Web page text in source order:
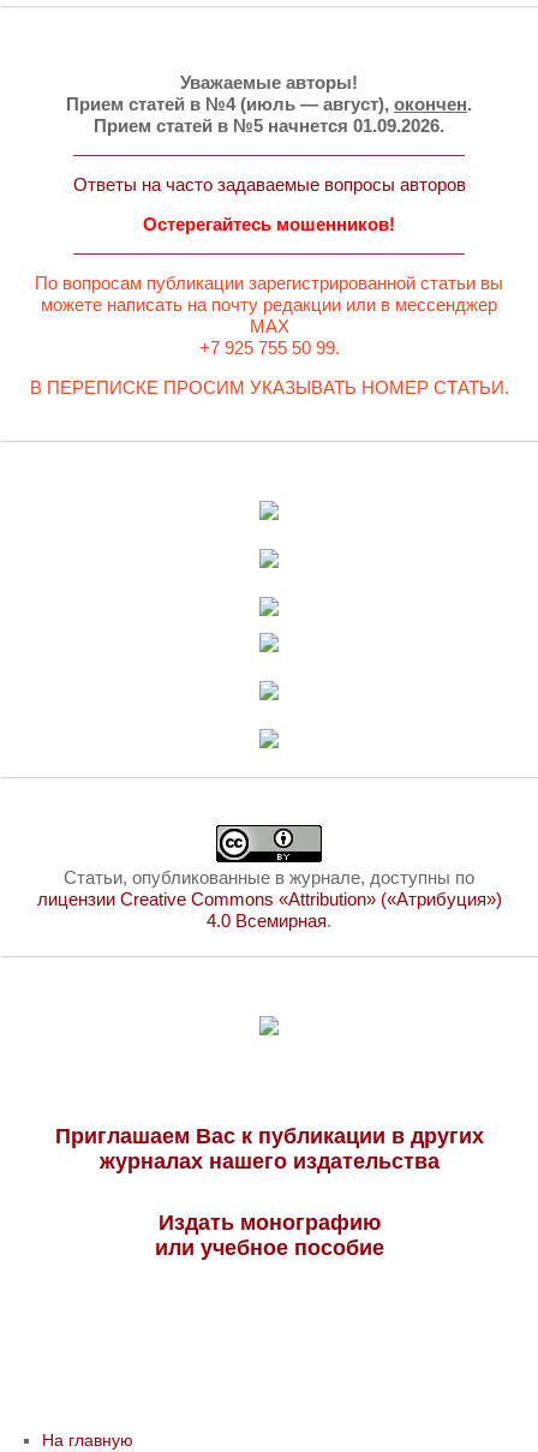
Уважаемые авторы!
Прием статей в №4 (июль — август), окончен.
Прием статей в №5 начнется 01.09.2026.
Ответы на часто задаваемые вопросы авторов
Остерегайтесь мошенников!
По вопросам публикации зарегистрированной статьи вы
можете написать на почту редакции или в мессенджер
MAX
+7 925 755 50 99.
В ПЕРЕПИСКЕ ПРОСИМ УКАЗЫВАТЬ НОМЕР СТАТЬИ.
Статьи, опубликованные в журнале, доступны по
лицензии Creative Commons «Attribution» («Атрибуция»)
4.0 Всемирная.
Приглашаем Вас к публикации в других
журналах нашего издательства
Издать монографию
или учебное пособие
На главную